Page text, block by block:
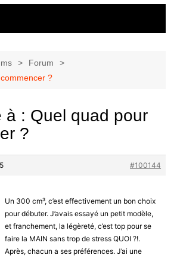
Forum
?
à : Quel quad pour
?
#100144
Un 300 cm³, c’est effectivement un bon choix
pour débuter. J’avais essayé un petit modèle,
et franchement, la légèreté, c’est top pour se
faire la MAIN sans trop de stress QUOI ?!.
Après, chacun a ses préférences. J’ai une